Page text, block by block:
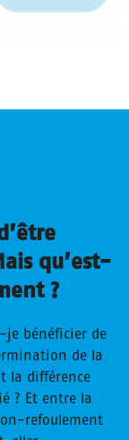
qu’est-
?
je bénéficier de
de la
la différence
? Et entre la
refoulement